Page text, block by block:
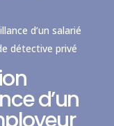
d’un salarié
détective privé
d’un